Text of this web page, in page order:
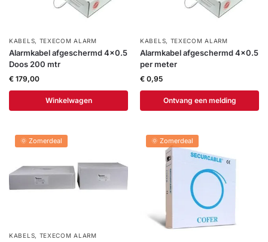
Intercom
Branddetectie
Inbraakbeveiliging
Help &
KABELS, TEXECOM ALARM
Alarmkabel afgeschermd 4×0.5
Doos 200 mtr
€ 179,00
Winkelwagen
KABELS, TEXECOM ALARM
Alarmkabel afgeschermd 4×0.5
per meter
€ 0,95
Ontvang een melding
🌞 Zomerdeal
KABELS, TEXECOM ALARM
🌞 Zomerdeal